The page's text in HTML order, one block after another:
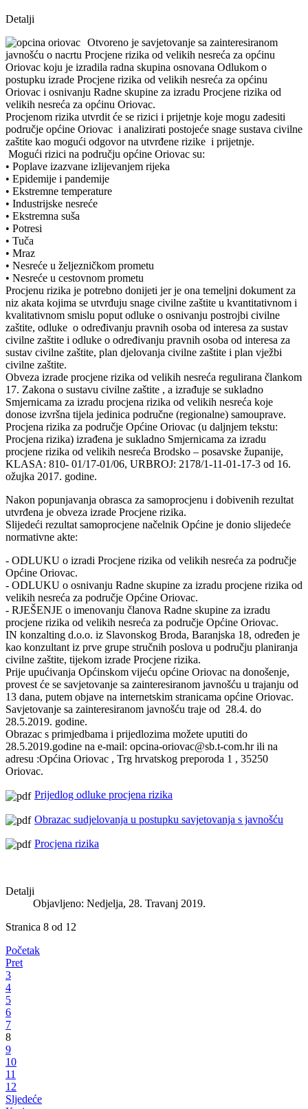
Detalji
Otvoreno je savjetovanje sa zainteresiranom
javnošću o nacrtu Procjene rizika od velikih nesreća za općinu
Oriovac koju je izradila radna skupina osnovana Odlukom o
postupku izrade Procjene rizika od velikih nesreća za općinu
Oriovac i osnivanju Radne skupine za izradu Procjene rizika od
velikih nesreća za općinu Oriovac.
Procjenom rizika utvrdit će se rizici i prijetnje koje mogu zadesiti
područje općine Oriovac i analizirati postojeće snage sustava civilne
zaštite kao mogući odgovor na utvrđene rizike i prijetnje.
Mogući rizici na području općine Oriovac su:
• Poplave izazvane izlijevanjem rijeka
• Epidemije i pandemije
• Ekstremne temperature
• Industrijske nesreće
• Ekstremna suša
• Potresi
• Tuča
• Mraz
• Nesreće u željezničkom prometu
• Nesreće u cestovnom prometu
Procjenu rizika je potrebno donijeti jer je ona temeljni dokument za
niz akata kojima se utvrđuju snage civilne zaštite u kvantitativnom i
kvalitativnom smislu poput odluke o osnivanju postrojbi civilne
zaštite, odluke o određivanju pravnih osoba od interesa za sustav
civilne zaštite i odluke o određivanju pravnih osoba od interesa za
sustav civilne zaštite, plan djelovanja civilne zaštite i plan vježbi
civilne zaštite.
Obveza izrade procjene rizika od velikih nesreća regulirana člankom
17. Zakona o sustavu civilne zaštite , a izrađuje se sukladno
Smjernicama za izradu procjena rizika od velikih nesreća koje
donose izvršna tijela jedinica područne (regionalne) samouprave.
Procjena rizika za područje Općine Oriovac (u daljnjem tekstu:
Procjena rizika) izrađena je sukladno Smjernicama za izradu
procjene rizika od velikih nesreća Brodsko – posavske županije,
KLASA: 810- 01/17-01/06, URBROJ: 2178/1-11-01-17-3 od 16.
ožujka 2017. godine.
Nakon popunjavanja obrasca za samoprocjenu i dobivenih rezultat
utvrđena je obveza izrade Procjene rizika.
Slijedeći rezultat samoprocjene načelnik Općine je donio slijedeće
normativne akte:
- ODLUKU o izradi Procjene rizika od velikih nesreća za područje
Općine Oriovac.
- ODLUKU o osnivanju Radne skupine za izradu procjene rizika od
velikih nesreća za područje Općine Oriovac.
- RJEŠENJE o imenovanju članova Radne skupine za izradu
procjene rizika od velikih nesreća za područje Općine Oriovac.
IN konzalting d.o.o. iz Slavonskog Broda, Baranjska 18, određen je
kao konzultant iz prve grupe stručnih poslova u području planiranja
civilne zaštite, tijekom izrade Procjene rizika.
Prije upućivanja Općinskom vijeću općine Oriovac na donošenje,
provest će se savjetovanje sa zainteresiranom javnošću u trajanju od
13 dana, putem objave na internetskim stranicama općine Oriovac.
Savjetovanje sa zainteresiranom javnošću traje od 28.4. do
28.5.2019. godine.
Obrazac s primjedbama i prijedlozima možete uputiti do
28.5.2019.godine na e-mail: opcina-oriovac@sb.t-com.hrili na
adresu :Općina Oriovac , Trg hrvatskog preporoda 1 , 35250
Oriovac.
Prijedlog odluke procjena rizika
Obrazac sudjelovanja u postupku savjetovanja s javnošću
Procjena rizika
Detalji
Objavljeno: Nedjelja, 28. Travanj 2019.
Stranica 8 od 12
Početak
Pret
3
4
5
6
7
8
9
10
11
12
Sljedeće